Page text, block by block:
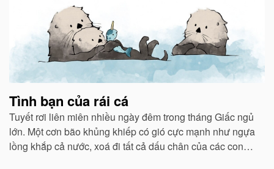
Tình bạn của rái cá
Tuyết rơi liên miên nhiều ngày đêm trong tháng Giấc ngủ
lớn. Một cơn bão khủng khiếp có gió cực mạnh như ngựa
lồng khắp cả nước, xoá đi tất cả dấu chân của các con